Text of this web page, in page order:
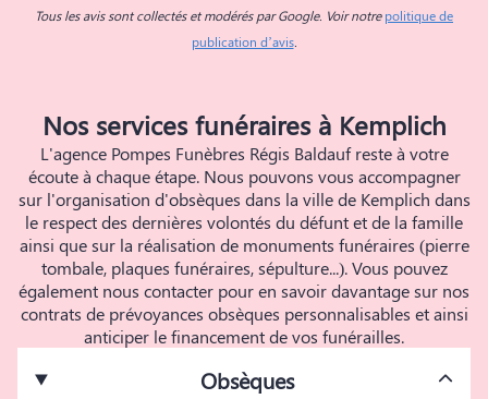
Tous les avis sont collectés et modérés par Google. Voir notrepolitique de
publication d’avis.
Nos services funéraires à Kemplich
L'agence Pompes Funèbres Régis Baldauf reste à votre
écoute à chaque étape. Nous pouvons vous accompagner
sur l'organisation d'obsèques dans la ville de Kemplich dans
le respect des dernières volontés du défunt et de la famille
ainsi que sur la réalisation de monuments funéraires (pierre
tombale, plaques funéraires, sépulture...). Vous pouvez
également nous contacter pour en savoir davantage sur nos
contrats de prévoyances obsèques personnalisables et ainsi
anticiper le financement de vos funérailles.
Obsèques